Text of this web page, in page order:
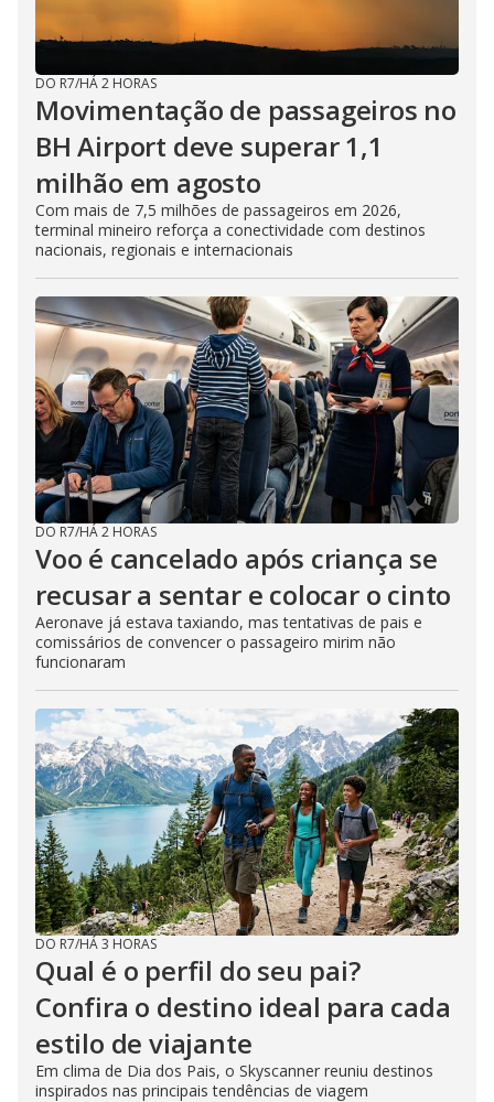
DO R7/HÁ 2 HORAS
Movimentação de passageiros no
BH Airport deve superar 1,1
milhão em agosto
Com mais de 7,5 milhões de passageiros em 2026,
terminal mineiro reforça a conectividade com destinos
nacionais, regionais e internacionais
DO R7/HÁ 2 HORAS
Voo é cancelado após criança se
recusar a sentar e colocar o cinto
Aeronave já estava taxiando, mas tentativas de pais e
comissários de convencer o passageiro mirim não
funcionaram
DO R7/HÁ 3 HORAS
Qual é o perfil do seu pai?
Confira o destino ideal para cada
estilo de viajante
Em clima de Dia dos Pais, o Skyscanner reuniu destinos
inspirados nas principais tendências de viagem